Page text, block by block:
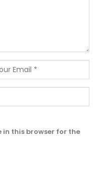
in this browser for the